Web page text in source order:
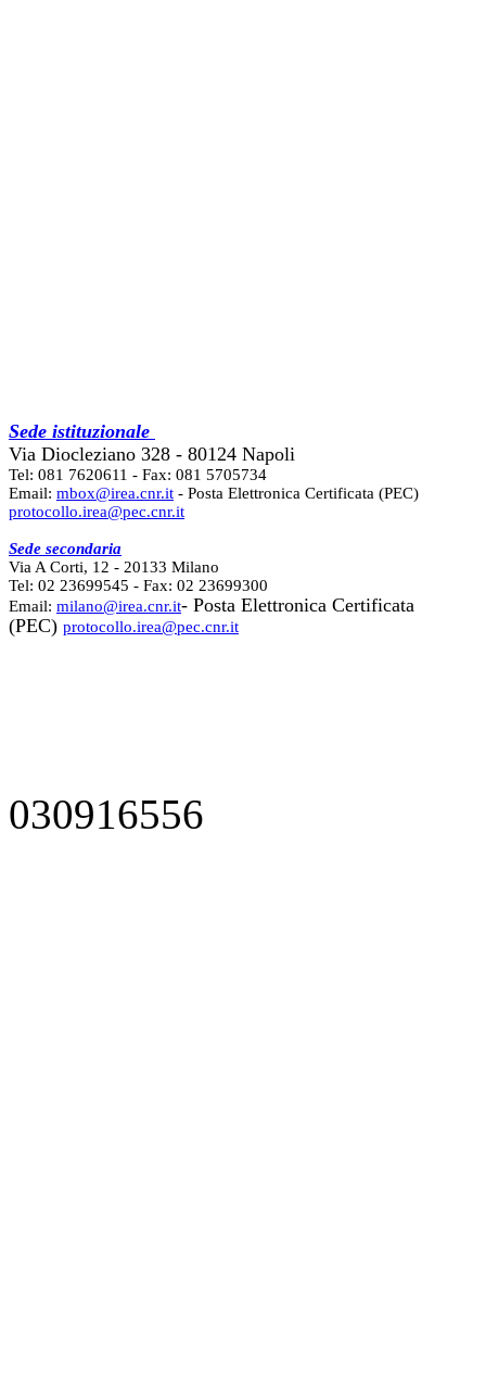
Sede istituzionale
Via Diocleziano 328 - 80124 Napoli
Tel: 081 7620611 - Fax: 081 5705734
Email: mbox@irea.cnr.it - Posta Elettronica Certificata (PEC)
protocollo.irea@pec.cnr.it
Sede secondaria
Via A Corti, 12 - 20133 Milano
Tel: 02 23699545 - Fax: 02 23699300
Email: milano@irea.cnr.it- Posta Elettronica Certificata
(PEC) protocollo.irea@pec.cnr.it
030916556